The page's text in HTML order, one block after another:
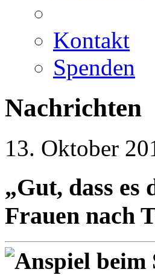
Kontakt
Spenden
Nachrichten
13. Oktober
„Gut, dass
Frauen nach